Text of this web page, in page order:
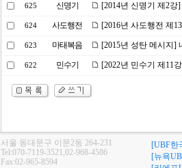
625 신명기 [2014년 신명기 제2
624 사도행전 [2016년 사도행전 제
623 마태복음 [2015년 성탄 메시지]
622 민수기 [2022년 민수기 제11
서울 동대문구 이문2동 264-231
Tel:070-7119-3521,02-968-4586
Fax:02-965-8594
[UBF한
[뉴욕